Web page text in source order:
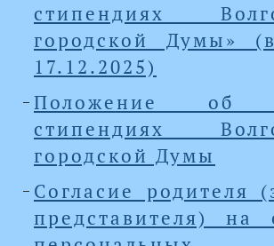
стипендиях
городской Думы»
17.12.2025)
Положение об
стипендиях
городской Думы
Согласие родителя
представителя) на